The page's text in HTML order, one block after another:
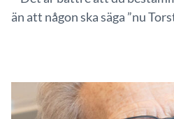
än att någon ska säga ”nu